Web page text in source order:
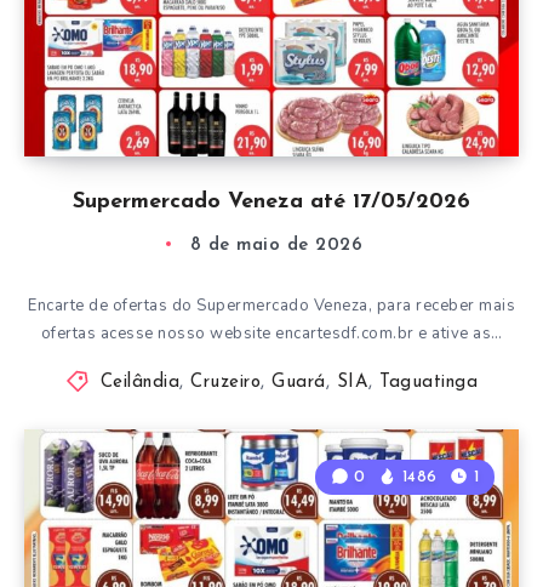
Supermercado Veneza até 17/05/2026
8 de maio de 2026
Encarte de ofertas do Supermercado Veneza, para receber mais
ofertas acesse nosso website encartesdf.com.br e ative as…
Ceilândia, Cruzeiro, Guará , SIA, Taguatinga
0 1486 1